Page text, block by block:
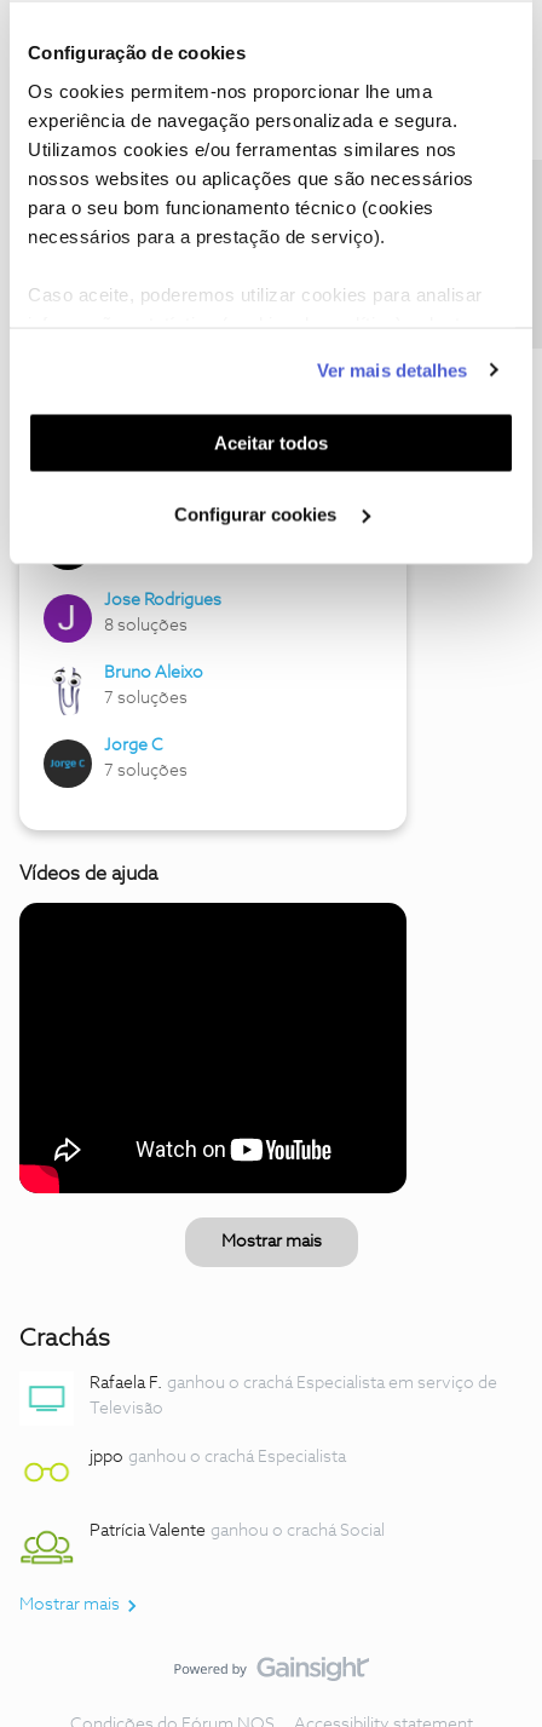
Configuração de cookies
Os cookies permitem-nos proporcionar lhe uma
experiência de navegação personalizada e segura.
Utilizamos cookies e/ou ferramentas similares nos
nossos websites ou aplicações que são necessários
para o seu bom funcionamento técnico (cookies
necessários para a prestação de serviço).
Caso aceite, poderemos utilizar cookies para analisar
funcionalidades (cookies de personalização e
funcionalidade) e adaptar anúncios aos seus interesses
(cookies de publicidade personalizada). Pode gerir a
utilização dos cookies clicando em "Configurar
Ver mais detalhes
Aceitar todos
Configurar cookies
Descubra as novidades de junho
Hall of Fame de junho
Jose Rodrigues
8 soluções
Bruno Aleixo
7 soluções
Jorge C
7 soluções
Vídeos de ajuda
Mostrar mais
Crachás
Rafaela F. ganhou o crachá Especialista em serviço de
Televisão
jppo ganhou o crachá Especialista
Patrícia Valente ganhou o crachá Social
Mostrar mais